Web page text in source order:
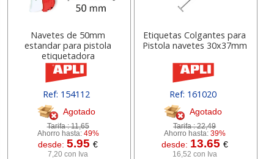
Navetes de 50mm
estandar para pistola
etiquetadora
Ref: 154112
Agotado
Tarifa :11,65
Ahorro hasta: 49%
desde:5.95€
7,20 con Iva
Etiquetas Colgantes para
Pistola navetes 30x37mm
Ref: 161020
Agotado
Tarifa :22,49
Ahorro hasta: 39%
desde: 13.65 €
16,52 con Iva